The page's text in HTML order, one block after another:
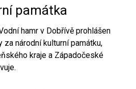
památka
hamr v Dobřívě prohlášen
národní kulturní památku,
kraje a Západočeské